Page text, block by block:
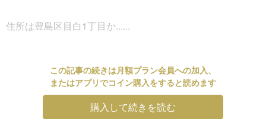
住所は豊島区目白1丁目か......
この記事の続きは月額プラン会員への加入、
またはアプリでコイン購入をすると読めます
購入して続きを読む